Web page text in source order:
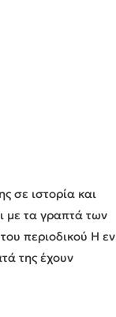
σε ιστορία και
με τα γραπτά των
περιοδικού Η εν
της έχουν